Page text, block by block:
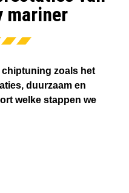
mariner
zoals het
duurzaam en
welke stappen we